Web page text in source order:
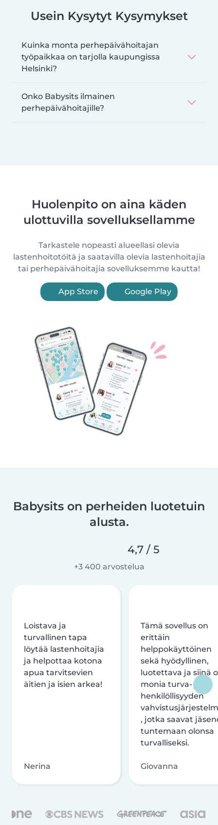
Usein Kysytyt Kysymykset
Kuinka monta perhepäivähoitajan
työpaikkaa on tarjolla kaupungissa
Helsinki?
Onko Babysits ilmainen
perhepäivähoitajille?
Huolenpito on aina käden
ulottuvilla sovelluksellamme
Tarkastele nopeasti alueellasi olevia
lastenhoitotöitä ja saatavilla olevia lastenhoitajia
tai perhepäivähoitajia sovelluksemme kautta!
App Store Google Play
Babysits on perheiden luotetuin
alusta.
4,7 / 5
+3 400 arvostelua
Loistava ja
turvallinen tapa
löytää lastenhoitajia
ja helpottaa kotona
apua tarvitsevien
äitien ja isien arkea!
Nerina
Tämä sovellus on
erittäin
helppokäyttöinen
sekä hyödyllinen,
luotettava ja siinä
monia turva- ja
henkilöllisyyden
, jotka saavat
tuntemaan olonsa
turvalliseksi.
Giovanna